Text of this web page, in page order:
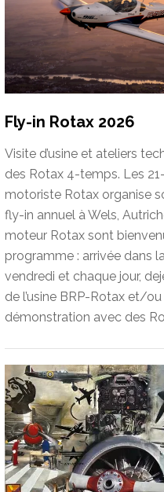
Fly-in Rotax 2026
Visite d’usine et ateliers
des Rotax 4-temps. Les
motoriste Rotax organise
fly-in annuel à Wels,
moteur Rotax sont
programme : arrivée dans
vendredi et chaque jour,
de l’usine BRP-Rotax et/
démonstration avec des